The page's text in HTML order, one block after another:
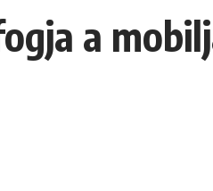
a